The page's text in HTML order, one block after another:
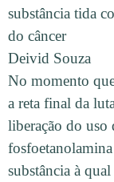
substância tida
do câncer
Deivid Souza
No momento
a reta final da
liberação do uso
substância à